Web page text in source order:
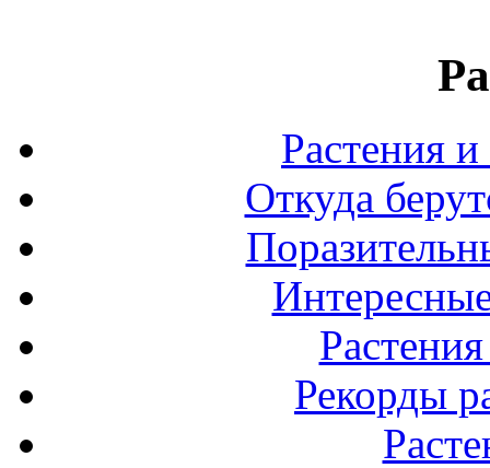
Растения
Откуда
Рекорды